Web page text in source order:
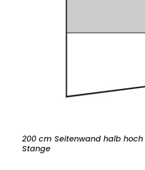
200 cm Seitenwand halb
Stange